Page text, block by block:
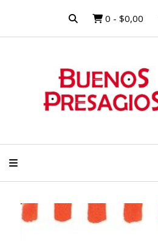
0 - $0,00